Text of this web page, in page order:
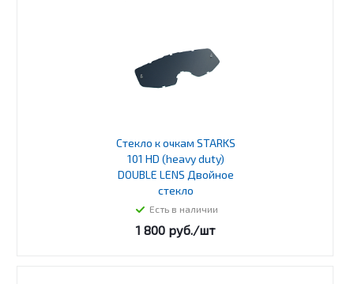
Стекло к очкам STARKS
101 HD (heavy duty)
DOUBLE LENS Двойное
стекло
Есть в наличии
1 800 руб./шт